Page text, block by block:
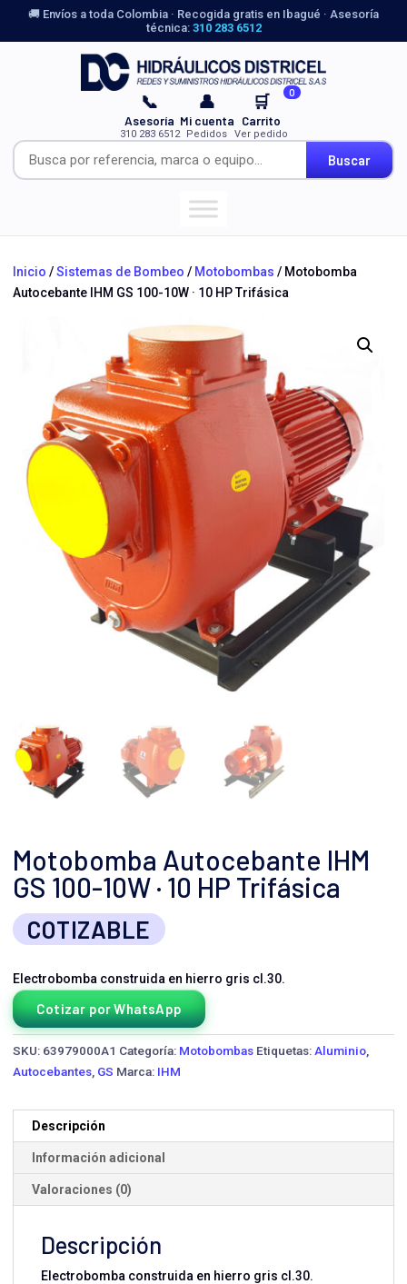
🚚 Envíos a toda Colombia · Recogida gratis en Ibagué · Asesoría
técnica: 310 283 6512
Buscar
📞
Asesoría
310 283 6512
👤
Mi cuenta
Pedidos
🛒 0
Carrito
Ver pedido
Inicio /Sistemas de Bombeo / Motobombas / Motobomba
Autocebante IHM GS 100-10W · 10 HP Trifásica
Motobomba Autocebante IHM
GS 100-10W · 10 HP Trifásica
COTIZABLE
Electrobomba construida en hierro gris cl.30.
Cotizar por WhatsApp
SKU: 63979000A1 Categoría: Motobombas Etiquetas: Aluminio
Autocebantes GS Marca: IHM
Descripción
Información adicional
Valoraciones (0)
Descripción
Electrobomba construida en hierro gris cl.30.